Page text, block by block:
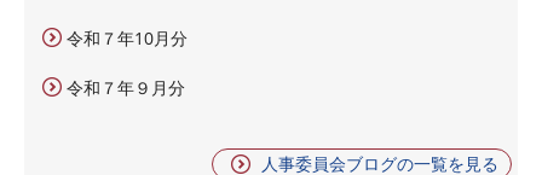
令和７年10月分
令和７年９月分
人事委員会ブログの一覧を見る